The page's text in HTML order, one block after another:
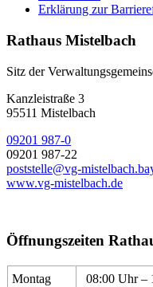
Erklärung zur
Rathaus Mistelbach
Sitz der
Kanzleistraße 3
95511 Mistelbach
09201 987-0
09201 987-22
poststelle@vg-
www.vg-mistelbach.de
Öffnungszeiten
Montag 08:00 Uhr –